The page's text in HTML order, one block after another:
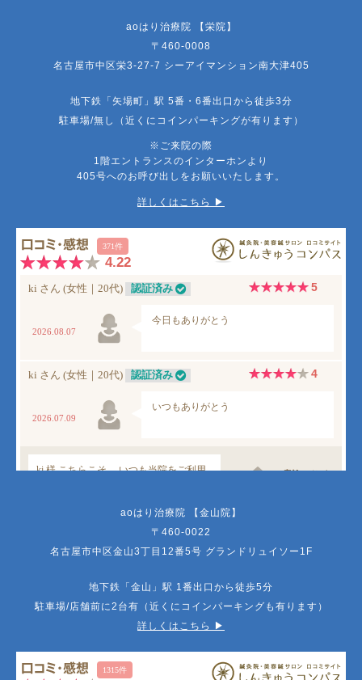
aoはり治療院 【栄院】
〒460-0008
名古屋市中区栄3-27-7 シーアイマンション南大津405
地下鉄「矢場町」駅 5番・6番出口から徒歩3分
駐車場/無し（近くにコインパーキングが有ります）
※ご来院の際
1階エントランスのインターホンより
405号へのお呼び出しをお願いいたします。
詳しくはこちら ▶︎
aoはり治療院 【金山院】
〒460-0022
名古屋市中区金山3丁目12番5号 グランドリュイソー1F
地下鉄「金山」駅 1番出口から徒歩5分
駐車場/店舗前に2台有（近くにコインパーキングも有ります）
詳しくはこちら ▶︎